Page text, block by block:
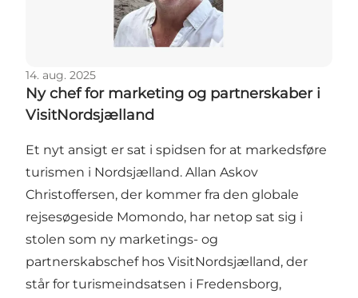
14. aug. 2025
Ny chef for marketing og partnerskaber i
VisitNordsjælland
Et nyt ansigt er sat i spidsen for at markedsføre
turismen i Nordsjælland. Allan Askov
Christoffersen, der kommer fra den globale
rejsesøgeside Momondo, har netop sat sig i
stolen som ny marketings- og
partnerskabschef hos VisitNordsjælland, der
står for turismeindsatsen i Fredensborg,